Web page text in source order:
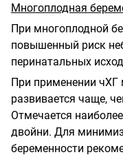
Многоплодная
При многоплодной
повышенный риск
перинатальных
При применении чХГ
развивается чаще,
Отмечается
двойни. Для
беременности